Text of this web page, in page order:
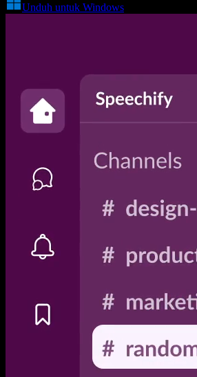
Unduh untuk Windows